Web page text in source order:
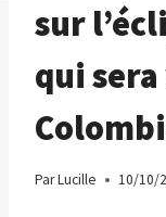
sur
qui
ParLucille 10/10/